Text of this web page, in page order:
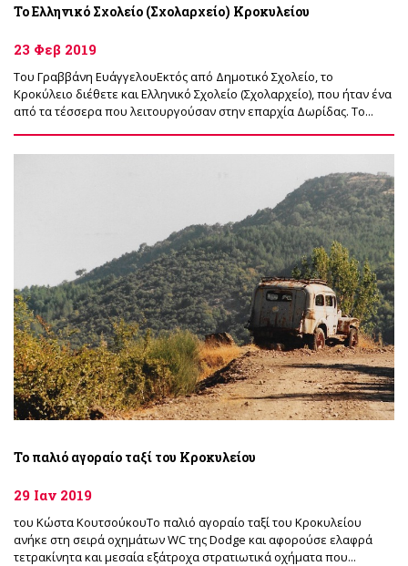
Το Ελληνικό Σχολείο (Σχολαρχείο) Κροκυλείου
23 Φεβ 2019
Του Γραββάνη ΕυάγγελουΕκτός από Δημοτικό Σχολείο, το
Κροκύλειο διέθετε και Ελληνικό Σχολείο (Σχολαρχείο), που ήταν ένα
από τα τέσσερα που λειτουργούσαν στην επαρχία Δωρίδας. Το...
Το παλιό αγοραίο ταξί του Κροκυλείου
29 Ιαν 2019
του Κώστα ΚουτσούκουΤο παλιό αγοραίο ταξί του Κροκυλείου
ανήκε στη σειρά οχημάτων WC της Dodge και αφορούσε ελαφρά
τετρακίνητα και μεσαία εξάτροχα στρατιωτικά οχήματα που...